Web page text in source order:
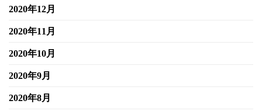
2020年12月
2020年11月
2020年10月
2020年9月
2020年8月